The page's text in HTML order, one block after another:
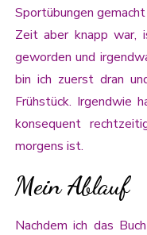
Sportübungen
Zeit aber knapp war,
geworden und
bin ich zuerst dran
Frühstück. Irgendwie
konsequent
morgens ist.
Mein Ablauf
Nachdem ich das